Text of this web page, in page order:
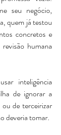
seu negócio,
quem já testou
concretos e
humana
inteligência
de ignorar a
de terceirizar
deveria tomar.